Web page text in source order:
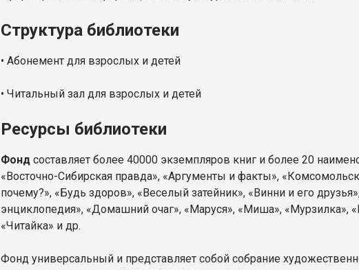
Структура библиотеки
• Абонемент для взрослых и детей
• Читальный зал для взрослых и детей
Ресурсы библиотеки
Фонд составляет более 40000 экземпляров книг и более 20
«Восточно-Сибирская правда», «Аргументы и факты»,
почему?», «Будь здоров», «Веселый затейник», «Винни и его
энциклопедия», «Домашний очаг», «Маруся», «Миша», «Мурзилка»,
«Читайка» и др.
Фонд универсальный и представляет собой собрание